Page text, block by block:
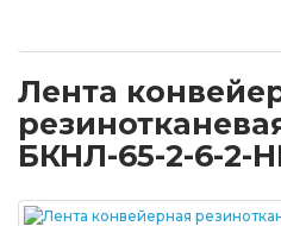
Лента
БКНЛ-65-2-6-2-